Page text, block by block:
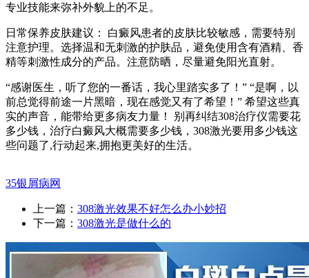
专业技能来弥补外貌上的不足。
日常保养皮肤建议： 白癜风患者的皮肤比较敏感，需要特别
注意护理。选择温和无刺激的护肤品，避免使用含有酒精、香
精等刺激性成分的产品。注意防晒，尽量避免阳光直射。
“感谢医生，听了您的一番话，我心里踏实多了！” “是啊，以
前总觉得前途一片黑暗，现在感觉又有了希望！” 希望这些真
实的声音，能带给更多病友力量！ 别再纠结308治疗仪需要花
多少钱，治疗白癜风大概需要多少钱，308激光要用多少钱这
些问题了,行动起来,拥抱更美好的生活。
35银屑病网
上一篇： 308激光效果不好怎么办小妙招
下一篇： 308激光是做什么的